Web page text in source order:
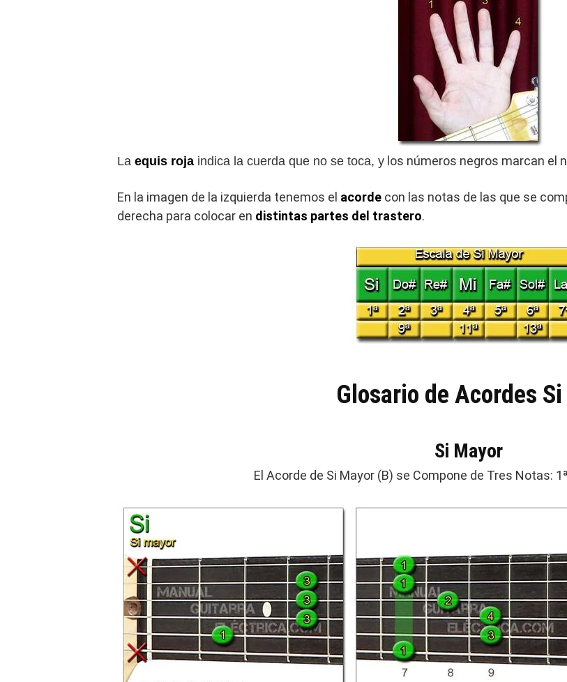
La equis roja indica la cuerda que no se toca, y los números negros marcan el
En la imagen de la izquierda tenemos el acorde con las notas de las que se
derecha para colocar en distintas partes del trastero.
Glosario de Acordes
Si Mayor
El Acorde de Si Mayor (B) se Compone de Tres Notas: